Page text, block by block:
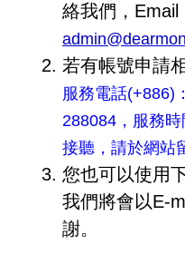
絡我們，Email
若有帳號申請
服務電話(+886)
288084，服務
接聽，請於網站
您也可以使用
我們將會以E-
謝。